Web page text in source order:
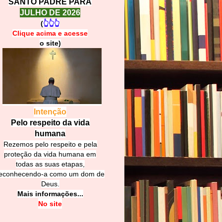
SANTO PADRE PARA
JULHO DE 2026
(👆👆👆
Clique acima e acesse
o site)
Intenção
Pelo respeito da vida
humana
Rezemos pelo respeito e pela
proteção da vida humana em
todas as suas etapas,
a como um dom de
Deus.
Mais informações...
No site